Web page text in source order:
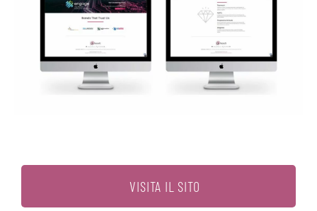
VISITA IL SITO